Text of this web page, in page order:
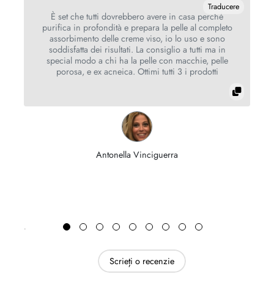
Traducere
È set che tutti dovrebbero avere in casa perché
purifica in profondità e prepara la pelle al completo
assorbimento delle creme viso, io lo uso e sono
soddisfatta dei risultati. La consiglio a tutti ma in
special modo a chi ha la pelle con macchie, pelle
porosa, e ex acneica. Ottimi tutti 3 i prodotti
Antonella Vinciguerra
Scrieți o recenzie